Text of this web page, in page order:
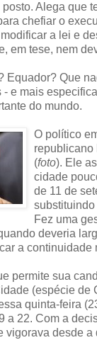
Alega que
chefiar o
a lei e
em tese, nem
Equador? Que
e mais
do mundo.
O político
republicano
(foto). Ele
cidade
de 11 de
Fez uma
deveria
a continuidade
permite sua
(espécie de
quinta-feira
a 22. Com a
vigorava desde a